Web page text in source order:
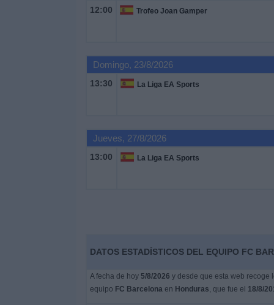
12:00 Trofeo Joan Gamper
Domingo, 23/8/2026
13:30 La Liga EA Sports
Jueves, 27/8/2026
13:00 La Liga EA Sports
DATOS ESTADÍSTICOS DEL EQUIPO FC
A fecha de hoy 5/8/2026 y desde que esta web recoge
equipo FC Barcelonaen Honduras, que fue el 18/8/